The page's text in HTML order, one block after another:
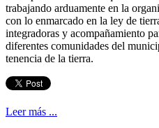
trabajando arduamente en la
con lo enmarcado en la ley de
integradoras y acompañamiento
diferentes comunidades del
tenencia de la tierra.
Leer más ...